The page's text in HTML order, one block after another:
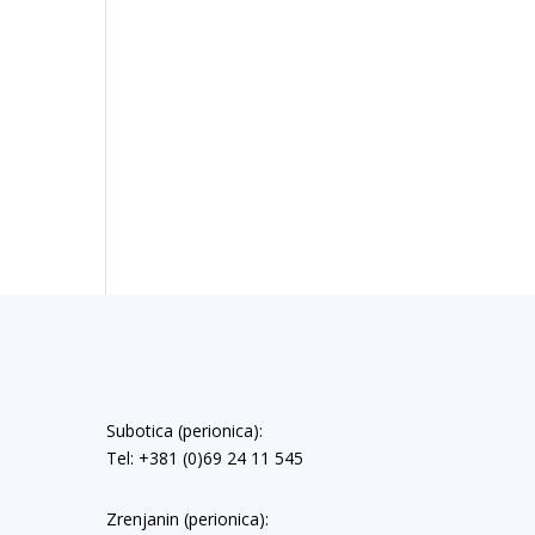
Subotica (perionica):
Tel: +381 (0)69 24 11 545
Zrenjanin (perionica):